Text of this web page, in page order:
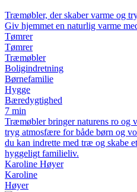
Træmøbler, der skaber varme og
Giv hjemmet en naturlig varme
Tømrer
Tømrer
Træmøbler
Boligindretning
Børnefamilie
Hygge
Bæredygtighed
7 min
Træmøbler bringer naturens ro og
tryg atmosfære for både børn og
du kan indrette med træ og skabe
hyggeligt familieliv.
Karoline Høyer
Karoline
Høyer